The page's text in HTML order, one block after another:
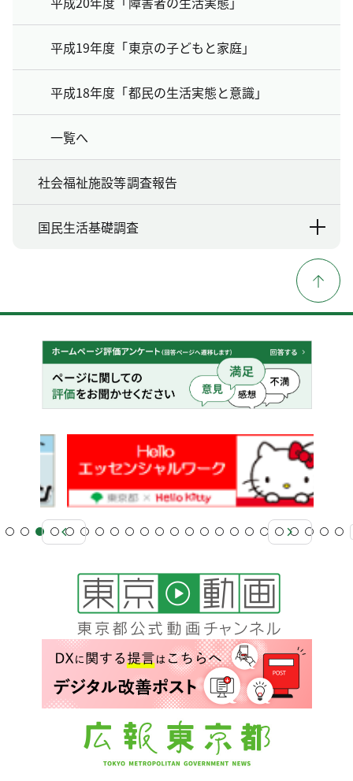
平成19年度「東京の子どもと家庭」
平成18年度「都民の生活実態と意識」
一覧へ
社会福祉施設等調査報告
国民生活基礎調査